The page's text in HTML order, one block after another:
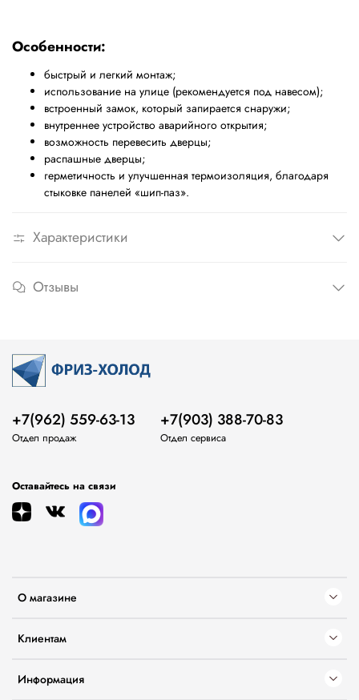
Особенности:
быстрый и легкий монтаж;
использование на улице (рекомендуется под навесом);
встроенный замок, который запирается снаружи;
внутреннее устройство аварийного открытия;
возможность перевесить дверцы;
распашные дверцы;
герметичность и улучшенная термоизоляция, благодаря
стыковке панелей «шип-паз».
Характеристики
Отзывы
О магазине
Клиентам
Информация
+7(962) 559-63-13
Отдел продаж
+7(903) 388-70-83
Отдел сервиса
Оставайтесь на связи